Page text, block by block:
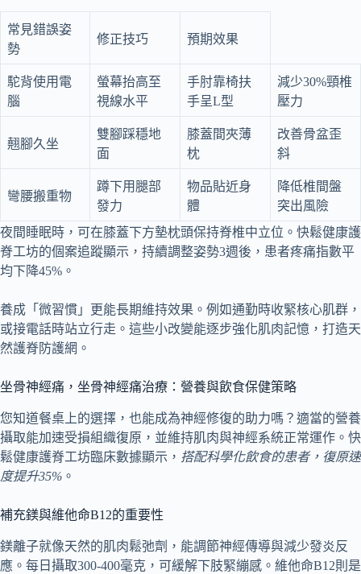
常見錯誤姿
勢
修正技巧 預期效果
駝背使用電
腦
螢幕抬高至
視線水平
手肘靠椅扶
手呈L型
減少30%頸椎
壓力
翹腳久坐
雙腳踩穩地
面
膝蓋間夾薄
枕
改善骨盆歪
斜
彎腰搬重物
蹲下用腿部
發力
物品貼近身
體
降低椎間盤
突出風險
夜間睡眠時，可在膝蓋下方墊枕頭保持脊椎中立位。快鬆健康護
脊工坊的個案追蹤顯示，持續調整姿勢3週後，患者疼痛指數平
均下降45%。
養成「微習慣」更能長期維持效果。例如通勤時收緊核心肌群，
或接電話時站立行走。這些小改變能逐步強化肌肉記憶，打造天
然護脊防護網。
坐骨神經痛，坐骨神經痛治療：營養與飲食保健策略
您知道餐桌上的選擇，也能成為神經修復的助力嗎？適當的營養
攝取能加速受損組織復原，並維持肌肉與神經系統正常運作。快
鬆健康護脊工坊臨床數據顯示， 搭配科學化飲食的患者，復原速
度提升35% 。
補充鎂與維他命B12的重要性
鎂離子就像天然的肌肉鬆弛劑，能調節神經傳導與減少發炎反
應。每日攝取300-400毫克，可緩解下肢緊繃感。維他命B12則是